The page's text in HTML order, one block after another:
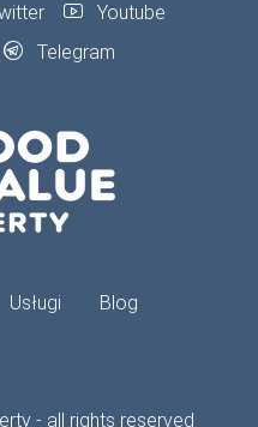
Youtube
Telegram
Usługi Blog
- all rights reserved